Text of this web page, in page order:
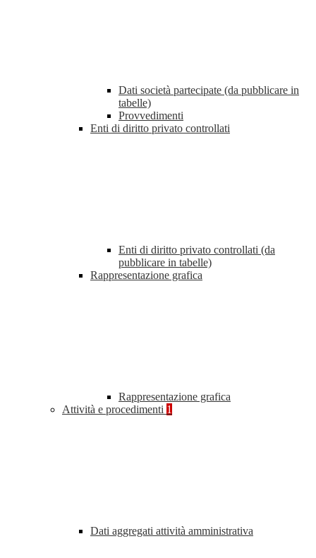
Dati società partecipate (da pubblicare in
tabelle)
Provvedimenti
Enti di diritto privato controllati
Enti di diritto privato controllati (da
pubblicare in tabelle)
Rappresentazione grafica
Rappresentazione grafica
Attività e procedimenti 1
Dati aggregati attività amministrativa